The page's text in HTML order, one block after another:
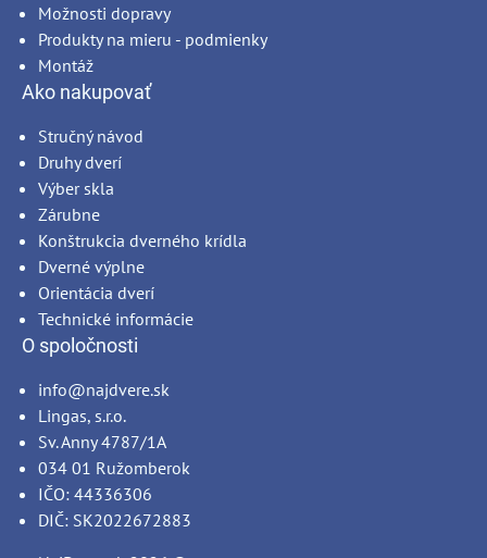
Možnosti dopravy
Produkty na mieru - podmienky
Montáž
Ako nakupovať
Stručný návod
Druhy dverí
Výber skla
Zárubne
Konštrukcia dverného krídla
Dverné výplne
Orientácia dverí
Technické informácie
O spoločnosti
info@najdvere.sk
Lingas, s.r.o.
Sv. Anny 4787/1A
034 01 Ružomberok
IČO: 44336306
DIČ: SK2022672883